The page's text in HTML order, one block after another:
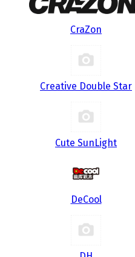
CraZon
Creative Double Star
Cute SunLight
DeCool